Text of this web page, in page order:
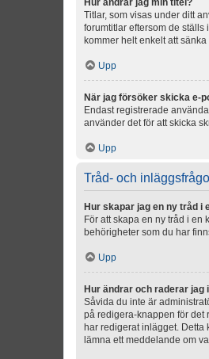
Hur ändrar jag min titel?
Titlar, som visas under ditt
forumtitlar eftersom de
kommer helt enkelt att
Upp
När jag försöker skicka e-
Endast registrerade
använder det för att skicka
Upp
Tråd- och
Hur skapar jag en ny tråd i
För att skapa en ny tråd i
behörigheter som du har
Upp
Hur ändrar och raderar jag
Såvida du inte är
på redigera-knappen för det
har redigerat inlägget. Detta
lämna ett meddelande om